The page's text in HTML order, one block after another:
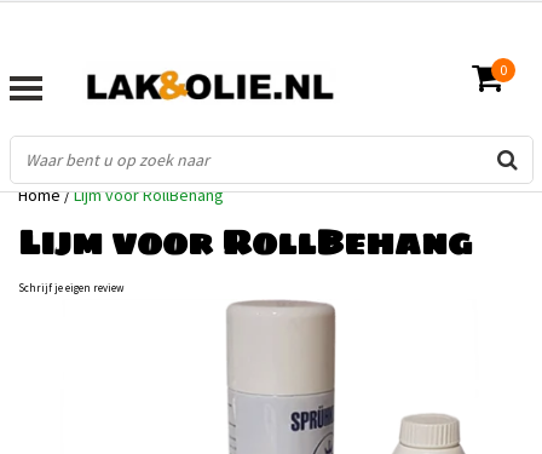
0
Home/Lijm voor RollBehang
Lijm voor RollBehang
Schrijf je eigen review